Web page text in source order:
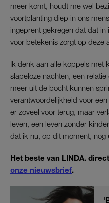
meer komt, houdt me wel
voortplanting diep in ons
ingeprent gekregen dat dat
voor betekenis zorgt op deze
Ik denk aan alle koppels met
slapeloze nachten, een
meer uit de bocht kunnen
verantwoordelijkheid voor
er zoveel voor terug, maar
leven, een leven zonder
dat ik nu, op dit moment, nog
Het beste van LINDA.
onze nieuwsbrief.